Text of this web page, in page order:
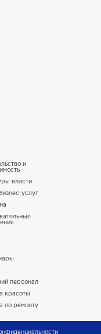
и
власти
услуг
персонал
красоты
по ремонту